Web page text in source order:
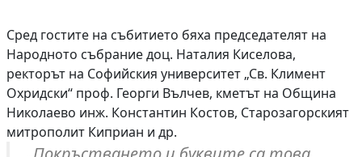
Сред гостите на събитието бяха председателят на
Народното събрание доц. Наталия Киселова,
ректорът на Софийския университет „Св. Климент
Охридски“ проф. Георги Вълчев, кметът на Община
Николаево инж. Константин Костов, Старозагорският
митрополит Киприан и др.